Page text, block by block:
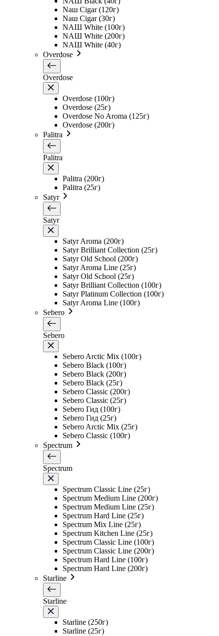
Naш Cigar (120г)
Naш Cigar (30г)
NAШ White (100г)
NAШ White (200г)
NAШ White (40г)
Overdose
Overdose
Overdose (100г)
Overdose (25г)
Overdose No Aroma (125г)
Overdose (200г)
Palitra
Palitra
Palitra (200г)
Palitra (25г)
Satyr
Satyr
Satyr Aroma (200г)
Satyr Brilliant Collection (25г)
Satyr Old School (200г)
Satyr Aroma Line (25г)
Satyr Old School (25г)
Satyr Brilliant Collection (100г)
Satyr Platinum Collection (100г)
Satyr Aroma Line (100г)
Sebero
Sebero
Sebero Arctic Mix (100г)
Sebero Black (100г)
Sebero Black (200г)
Sebero Black (25г)
Sebero Classic (200г)
Sebero Classic (25г)
Sebero Гид (100г)
Sebero Гид (25г)
Sebero Arctic Mix (25г)
Sebero Classic (100г)
Spectrum
Spectrum
Spectrum Classic Line (25г)
Spectrum Medium Line (200г)
Spectrum Medium Line (25г)
Spectrum Hard Line (25г)
Spectrum Mix Line (25г)
Spectrum Kitchen Line (25г)
Spectrum Classic Line (100г)
Spectrum Classic Line (200г)
Spectrum Hard Line (100г)
Spectrum Hard Line (200г)
Starline
Starline
Starline (250г)
Starline (25г)